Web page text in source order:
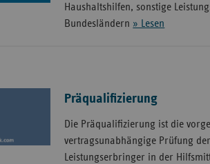
Haushaltshilfen, sonstige
Bundesländern » Lesen
Präqualifizierung
Die Präqualifizierung ist die
vertragsunabhängige Prüfung
Leistungserbringer in der